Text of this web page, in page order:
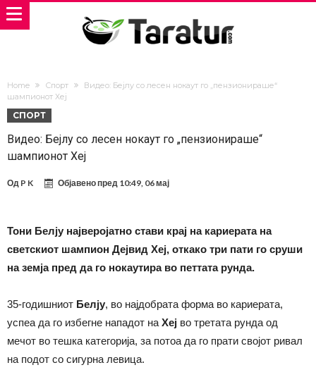
Home Спорт
Видео: Бејлу со лесен нокаут го „пензионираше“
шампионот Хеј
СПОРТ
Видео: Бејлу со лесен нокаут го „пензионираше“
шампионот Хеј
Од P K Објавено пред 10:49, 06 мај
Тони Белју најверојатно стави крај на кариерата на
светскиот шампион Дејвид Хеј, откако три пати го сруши
на земја пред да го нокаутира во петтата рунда.
35-годишниот Белју, во најдобрата форма во кариерата,
успеа да го избегне нападот на Хеј во третата рунда од
мечот во тешка категорија, за потоа да го прати својот ривал
на подот со сигурна левица.